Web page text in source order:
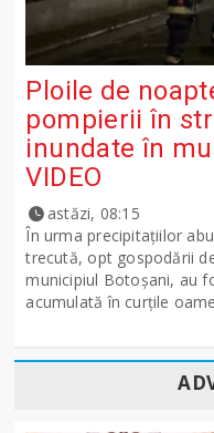
Ploile de
pompierii în
inundate în
VIDEO
astăzi, 08:15
În urma precipitațiilor
trecută, opt gospodării
municipiul Botoșani, au
acumulată în curțile